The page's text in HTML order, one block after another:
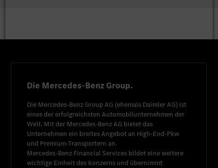
Die Mercedes-Benz Group.
Die Mercedes-Benz Group AG (ehemals Daimler AG) ist
eines der erfolgreichsten Automobilunternehmen der
Welt. Mit der Mercedes-Benz AG bietet das
Unternehmen ein breites Angebot an High-End-Pkw
und Premium-Transportern an.
Mercedes-Benz Financial Services bildet eine weitere
wichtige Einheit des Konzerns und übernimmt